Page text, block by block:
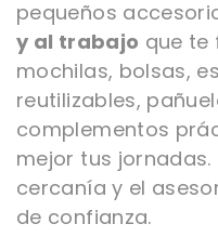
pequeños
y al trabajo que te
mochilas, bolsas,
reutilizables,
complementos
mejor tus
cercanía y el
de confianza.